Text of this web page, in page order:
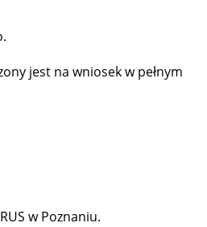
jest na wniosek w pełnym
w Poznaniu.